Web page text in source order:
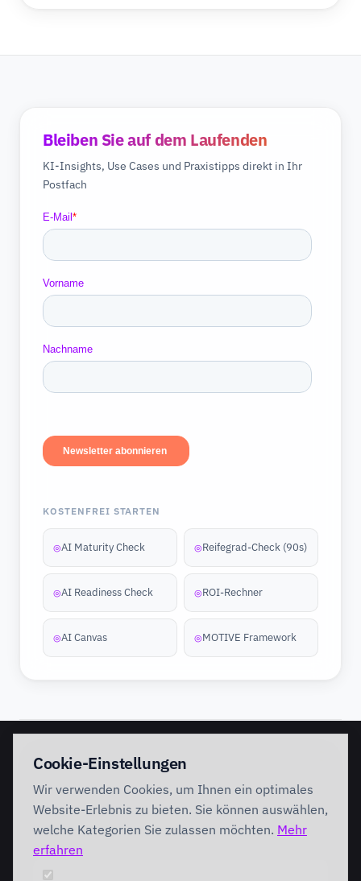
Bleiben Sie auf dem Laufenden
KI-Insights, Use Cases und Praxistipps direkt in Ihr
Postfach
KOSTENFREI STARTEN
◎AI Maturity Check ◎Reifegrad-Check (90s)
◎AI Readiness Check ◎ROI-Rechner
◎AI Canvas ◎MOTIVE Framework
Discovery Workshop
Förderung
INTERVENTION
AI Intervention
Foundation
Performing
Branchenlösungen
Cookie-Einstellungen
Wir verwenden Cookies, um Ihnen ein optimales
Website-Erlebnis zu bieten. Sie können auswählen,
welche Kategorien Sie zulassen möchten. Mehr
erfahren